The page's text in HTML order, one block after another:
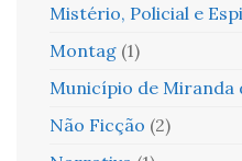
Mistério, Policial e
Montag (1)
Município de Miranda
Não Ficção (2)